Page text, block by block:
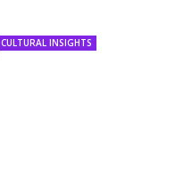
CULTURAL INSIGHTS